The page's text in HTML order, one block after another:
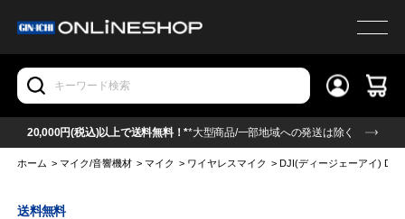
20,000円(税込)以上で送料無料！**大型商品/一部地域への発送は除く
ホーム >マイク/音響機材 >マイク > ワイヤレスマイク >DJI(ディージェーアイ) DJI
送料無料